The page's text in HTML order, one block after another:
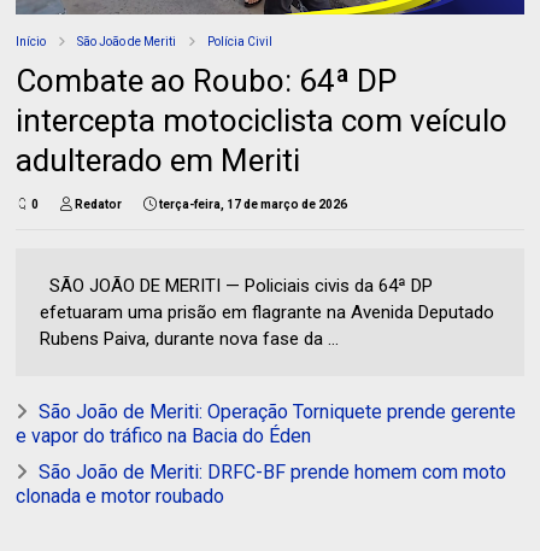
Início São João de Meriti Polícia Civil
Combate ao Roubo: 64ª DP
intercepta motociclista com veículo
adulterado em Meriti
0 Redator terça-feira, 17 de março de 2026
SÃO JOÃO DE MERITI — Policiais civis da 64ª DP
efetuaram uma prisão em flagrante na Avenida Deputado
Rubens Paiva, durante nova fase da ...
São João de Meriti: Operação Torniquete prende gerente
e vapor do tráfico na Bacia do Éden
São João de Meriti: DRFC-BF prende homem com moto
clonada e motor roubado